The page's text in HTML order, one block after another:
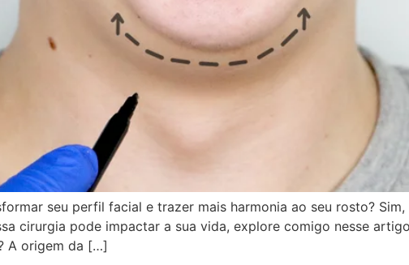
seu perfil facial e trazer mais harmonia ao seu rosto?
cirurgia pode impactar a sua vida, explore comigo nesse
A origem da […]